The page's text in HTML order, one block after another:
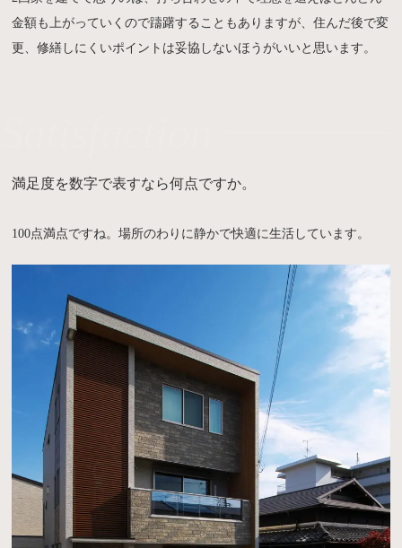
金額も上がっていくので躊躇することもありますが、住んだ後で変
更、修繕しにくいポイントは妥協しないほうがいいと思います。
満足度を数字で表すなら何点ですか。
100点満点ですね。場所のわりに静かで快適に生活しています。